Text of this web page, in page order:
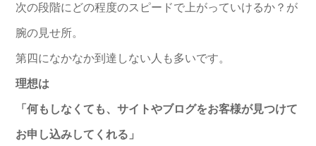
次の段階にどの程度のスピードで上がっていけるか？ が
腕の見せ所。
第四になかなか到達しない人も多いです。
理想は
「何もしなくても、 サイトやブログをお客様が見つけて
お申し込みしてくれる」